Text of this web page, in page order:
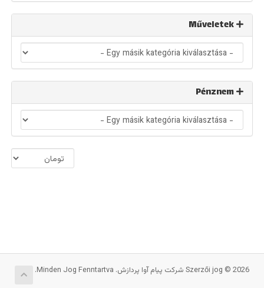
Szerzői jog © 2026 شرکت پیام آوا پردازش. Minden Jog Fenntartva.